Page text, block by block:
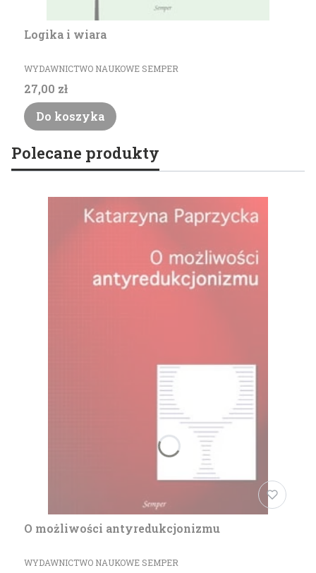
Logika i wiara
PRODUCENT
WYDAWNICTWO NAUKOWE SEMPER
Cena
27,00 zł
Do koszyka
Polecane produkty
O możliwości antyredukcjonizmu
PRODUCENT
WYDAWNICTWO NAUKOWE SEMPER